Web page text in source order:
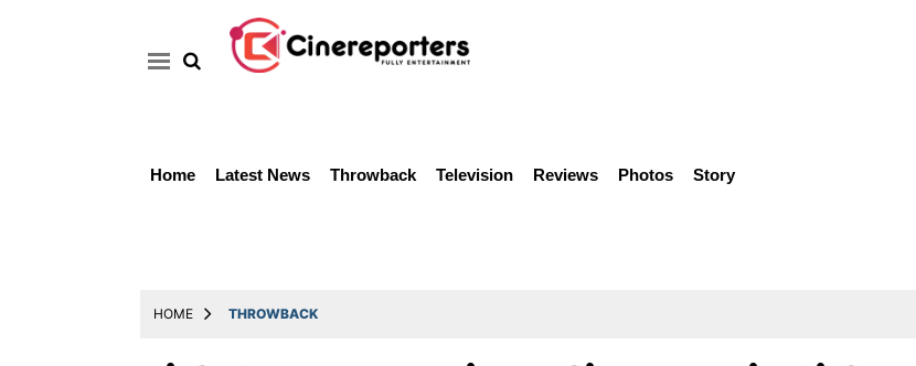
Home Latest News Throwback Television Reviews Photos Story
HOME THROWBACK